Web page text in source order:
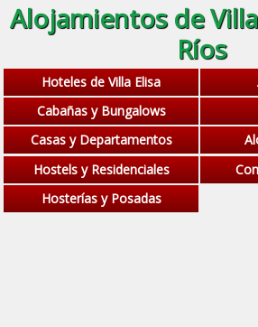
Alojamientos de
Ríos
Hoteles de Villa Elisa
Cabañas y Bungalows
Casas y Departamentos
Hostels y Residenciales
Hosterías y Posadas